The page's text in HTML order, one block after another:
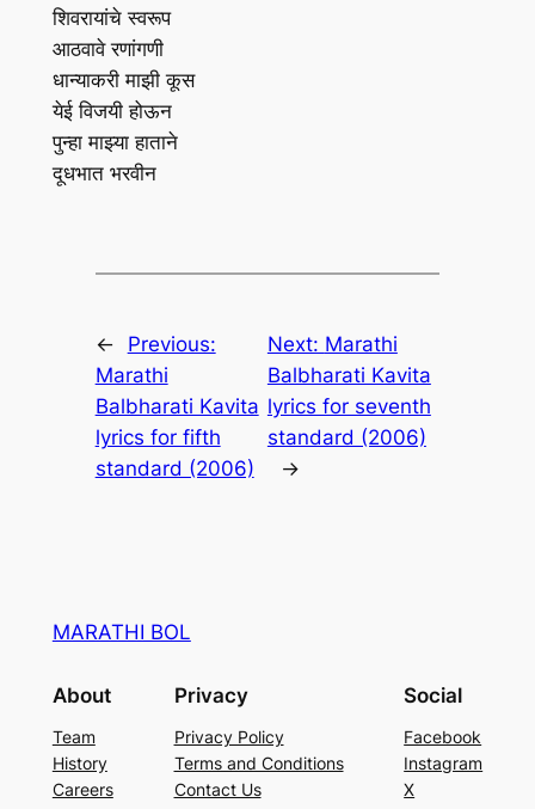
शिवरायांचे स्वरूप
आठवावे रणांगणी
धान्याकरी माझी कूस
येई विजयी होऊन
पुन्हा माझ्या हाताने
दूधभात भरवीन
←
Previous:
Marathi
Balbharati Kavita
lyrics for fifth
standard (2006)
Next: Marathi
Balbharati Kavita
lyrics for seventh
standard (2006)
→
MARATHI BOL
About
Team
History
Careers
Privacy
Privacy Policy
Terms and Conditions
Contact Us
Social
Facebook
Instagram
X